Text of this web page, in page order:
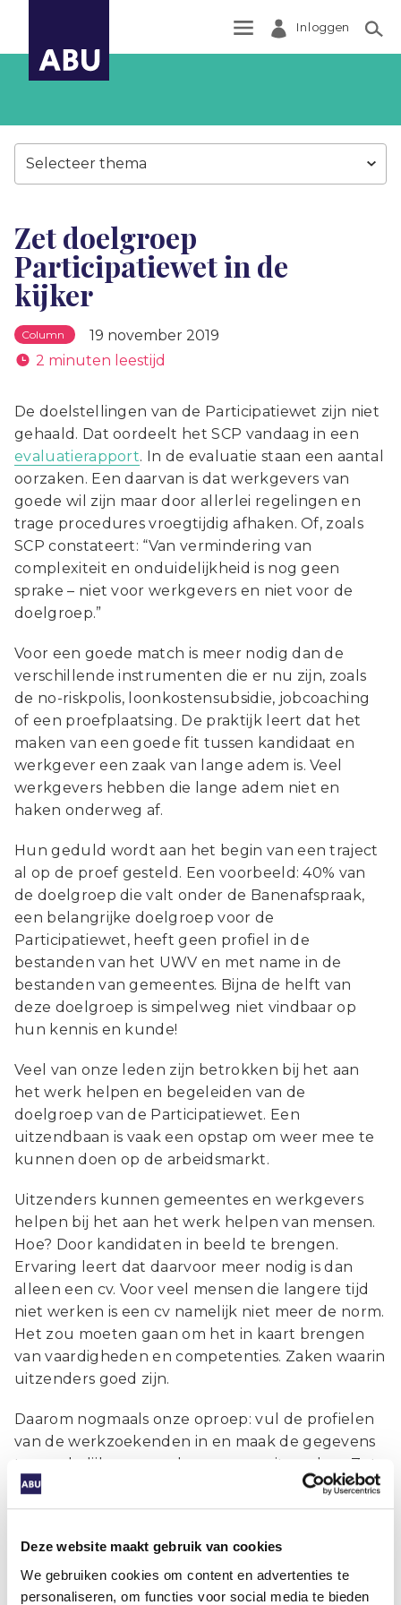
Deze website maakt gebruik van cookies
We gebruiken cookies om content en advertenties te
personaliseren, om functies voor social media te bieden
Inloggen
Selecteer thema
Zet doelgroep
Participatiewet in de
kijker
Column
19 november 2019
2 minuten leestijd
De doelstellingen van de Participatiewet zijn niet
gehaald. Dat oordeelt het SCP vandaag in een
evaluatierapport. In de evaluatie staan een aantal
oorzaken. Een daarvan is dat werkgevers van
goede wil zijn maar door allerlei regelingen en
trage procedures vroegtijdig afhaken. Of, zoals
SCP constateert: “Van vermindering van
complexiteit en onduidelijkheid is nog geen
sprake – niet voor werkgevers en niet voor de
doelgroep.”
Voor een goede match is meer nodig dan de
verschillende instrumenten die er nu zijn, zoals
de no-riskpolis, loonkostensubsidie, jobcoaching
of een proefplaatsing. De praktijk leert dat het
maken van een goede fit tussen kandidaat en
werkgever een zaak van lange adem is. Veel
werkgevers hebben die lange adem niet en
haken onderweg af.
Hun geduld wordt aan het begin van een traject
al op de proef gesteld. Een voorbeeld: 40% van
de doelgroep die valt onder de Banenafspraak,
een belangrijke doelgroep voor de
Participatiewet, heeft geen profiel in de
bestanden van het UWV en met name in de
bestanden van gemeentes. Bijna de helft van
deze doelgroep is simpelweg niet vindbaar op
hun kennis en kunde!
Veel van onze leden zijn betrokken bij het aan
het werk helpen en begeleiden van de
doelgroep van de Participatiewet. Een
uitzendbaan is vaak een opstap om weer mee te
kunnen doen op de arbeidsmarkt.
Uitzenders kunnen gemeentes en werkgevers
helpen bij het aan het werk helpen van mensen.
Hoe? Door kandidaten in beeld te brengen.
Ervaring leert dat daarvoor meer nodig is dan
alleen een cv. Voor veel mensen die langere tijd
niet werken is een cv namelijk niet meer de norm.
Het zou moeten gaan om het in kaart brengen
van vaardigheden en competenties. Zaken waarin
uitzenders goed zijn.
Daarom nogmaals onze oproep: vul de profielen
van de werkzoekenden in en maak de gegevens
toegankelijk voor werkgevers en uitzenders. Zet
de doelgroep van de Participatiewet in de kijker!
Auteur